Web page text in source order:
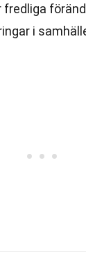
fredliga
i